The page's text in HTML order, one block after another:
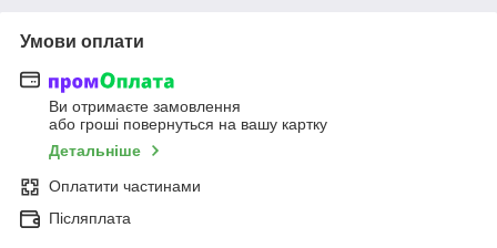
Умови оплати
Ви отримаєте замовлення
або гроші повернуться на вашу картку
Детальніше
Оплатити частинами
Післяплата